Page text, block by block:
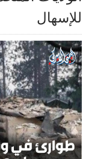
للإسهال